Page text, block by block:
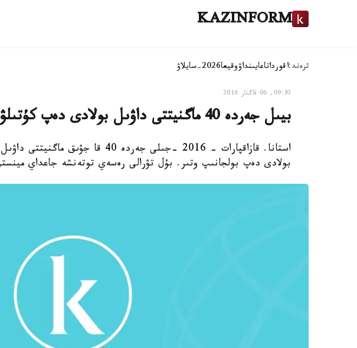
KAZINFORM
ترەند:اقورداتاعايىنداۋوقيعا2026-سايلاۋ
09:30, 06 قاڭتار 2016
بيىل جەردە 40 ماگنيتتى داۋىل بولادى دەپ كۇتىلۋدە
استانا. قازاقپارات - 2016 -جىلى
بولادى دەپ بولجانىپ وتىر. بۇل تۋرالى رەسەي توتەنشە جاعداي